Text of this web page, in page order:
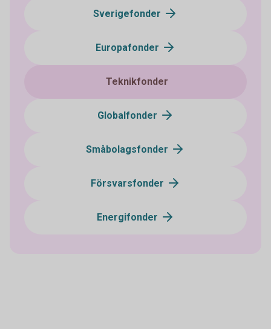
Sverigefonder
Europafonder
Teknikfonder
Globalfonder
Småbolagsfonder
Försvarsfonder
Energifonder